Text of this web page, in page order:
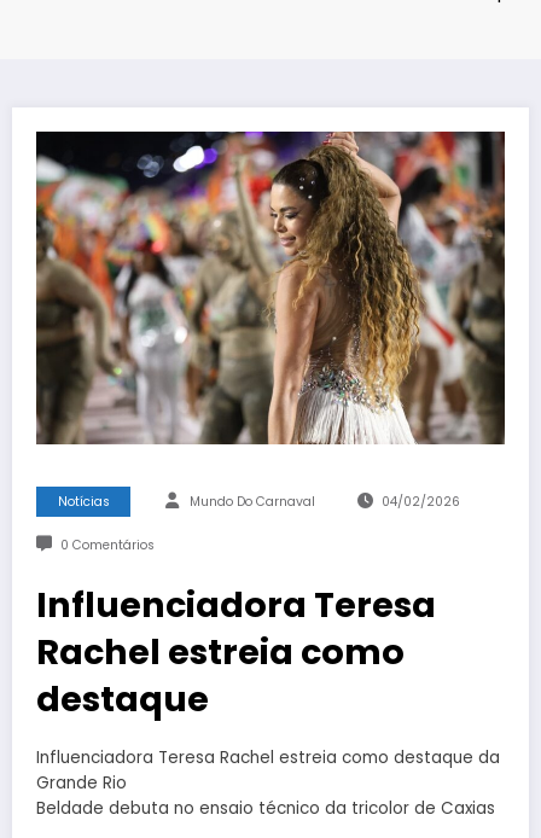
Notícias Mundo Do Carnaval 04/02/2026
0 Comentários
Influenciadora Teresa
Rachel estreia como
destaque
Influenciadora Teresa Rachel estreia como destaque da
Grande Rio
Beldade debuta no ensaio técnico da tricolor de Caxias